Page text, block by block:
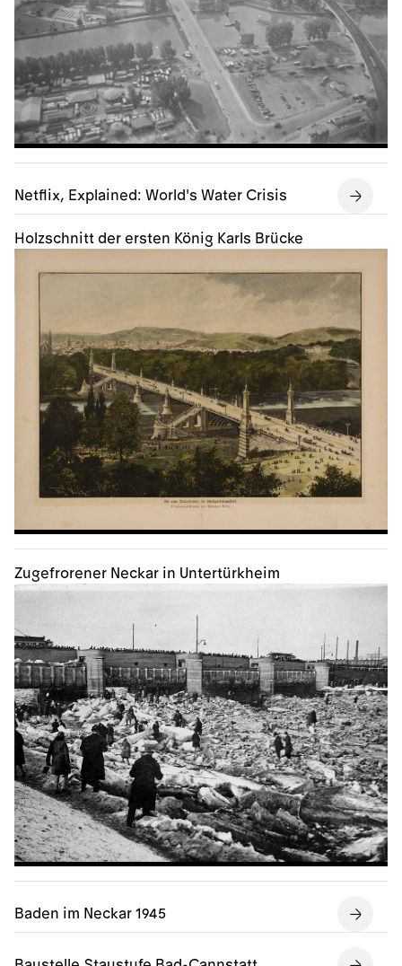
Netflix, Explained: World's Water Crisis
Holzschnitt der ersten König Karls Brücke
Zugefrorener Neckar in Untertürkheim
Baden im Neckar 1945